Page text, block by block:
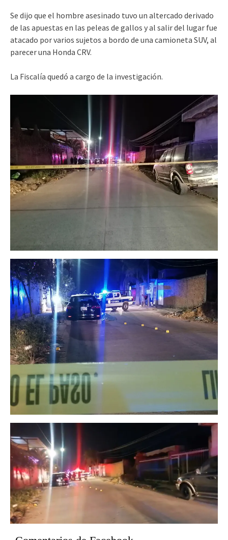
Se dijo que el hombre asesinado tuvo un altercado derivado
de las apuestas en las peleas de gallos y al salir del lugar fue
atacado por varios sujetos a bordo de una camioneta SUV, al
parecer una Honda CRV.
La Fiscalía quedó a cargo de la investigación.